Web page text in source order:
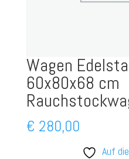
Wagen
60x80x68 cm
€ 280,00
Auf